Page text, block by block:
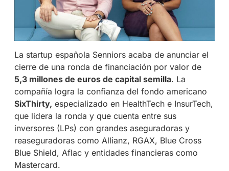
La startup española Senniors acaba de anunciar el
cierre de una ronda de financiación por valor de
5,3 millones de euros de capital semilla. La
compañía logra la confianza del fondo americano
SixThirty, especializado en HealthTech e InsurTech,
que lidera la ronda y que cuenta entre sus
inversores (LPs) con grandes aseguradoras y
reaseguradoras como Allianz, RGAX, Blue Cross
Blue Shield, Aflac y entidades financieras como
Mastercard.